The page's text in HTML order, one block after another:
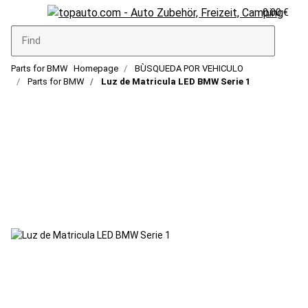
0,00 €
Parts for BMW Homepage
BÙSQUEDA POR VEHICULO
Parts for BMW
Luz de Matricula LED BMW Serie 1